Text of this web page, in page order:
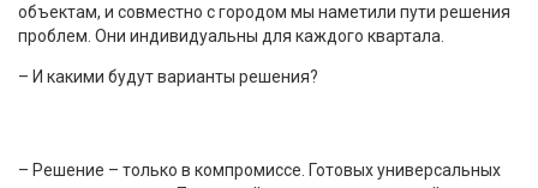
объектам, и совместно с городом мы наметили пути решения
проблем. Они индивидуальны для каждого квартала.
– И какими будут варианты решения?
– Решение – только в компромиссе. Готовых универсальных